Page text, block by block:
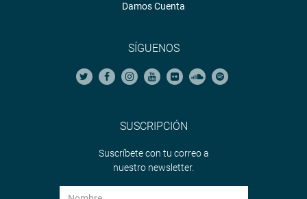
Damos Cuenta
SÍGUENOS
SUSCRIPCIÓN
Suscríbete con tu correo a
nuestro newsletter.